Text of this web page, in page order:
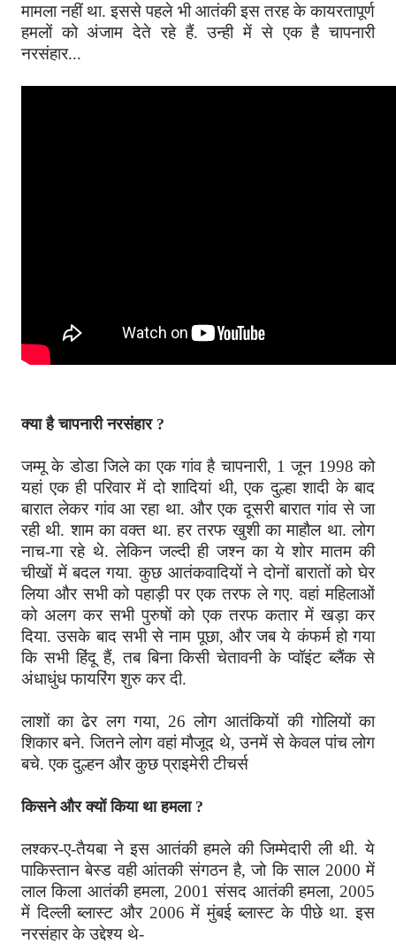
मामला नहीं था. इससे पहले भी आतंकी इस तरह के कायरतापूर्ण
हमलों को अंजाम देते रहे हैं. उन्ही में से एक है चापनारी
नरसंहार...
क्या है चापनारी नरसंहार ?
जम्मू के डोडा जिले का एक गांव है चापनारी, 1 जून 1998 को
यहां एक ही परिवार में दो शादियां थी, एक दुल्हा शादी के बाद
बारात लेकर गांव आ रहा था. और एक दूसरी बारात गांव से जा
रही थी. शाम का वक्त था. हर तरफ खुशी का माहौल था. लोग
नाच-गा रहे थे. लेकिन जल्दी ही जश्न का ये शोर मातम की
चीखों में बदल गया. कुछ आतंकवादियों ने दोनों बारातों को घेर
लिया और सभी को पहाड़ी पर एक तरफ ले गए. वहां महिलाओं
को अलग कर सभी पुरुषों को एक तरफ कतार में खड़ा कर
दिया. उसके बाद सभी से नाम पूछा, और जब ये कंफर्म हो गया
कि सभी हिंदू हैं, तब बिना किसी चेतावनी के प्वॉइंट ब्लैंक से
अंधाधुंध फायरिंग शुरु कर दी.
लाशों का ढेर लग गया, 26 लोग आतंकियों की गोलियों का
शिकार बने. जितने लोग वहां मौजूद थे, उनमें से केवल पांच लोग
बचे. एक दुल्हन और कुछ प्राइमेरी टीचर्स
किसने और क्यों किया था हमला ?
लश्कर-ए-तैयबा ने इस आतंकी हमले की जिम्मेदारी ली थी. ये
पाकिस्तान बेस्ड वही आंतकी संगठन है, जो कि साल 2000 में
लाल किला आतंकी हमला, 2001 संसद आतंकी हमला, 2005
में दिल्ली ब्लास्ट और 2006 में मुंबई ब्लास्ट के पीछे था. इस
नरसंहार के उद्देश्य थे-